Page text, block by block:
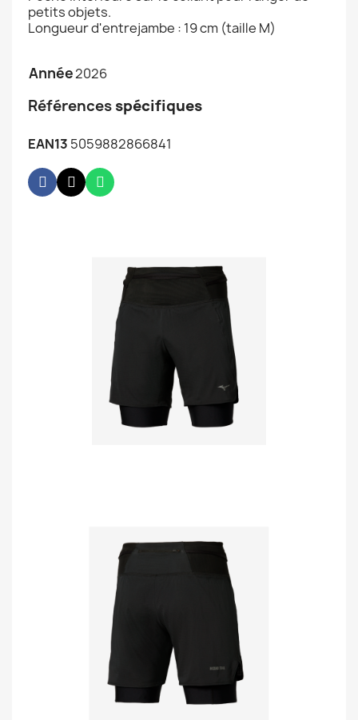
petits objets.
Longueur d'entrejambe : 19 cm (taille M)
Année2026
Références spécifiques
EAN13 5059882866841